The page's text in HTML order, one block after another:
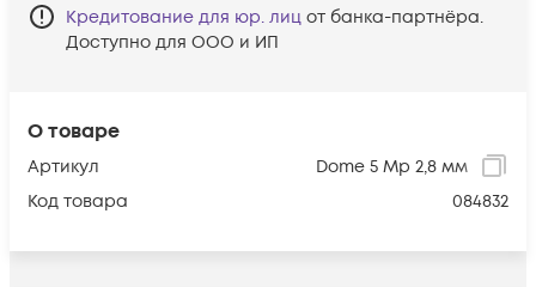
О товаре
Артикул
Dome 5 Мр 2,8 мм
Код товара
084832
Кредитование для юр. лиц от банка-партнёра.
Доступно для ООО и ИП